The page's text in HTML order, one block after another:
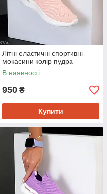
Літні еластичні спортивні
мокасини колір пудра
В наявності
950 ₴
Купити